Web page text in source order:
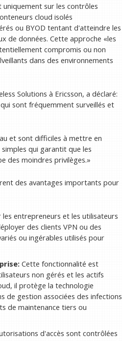
sur les contrôles
cloud isolés
ou BYOD tentant d'atteindre les
de données. Cette approche «les
compromis ou non
dans des environnements
Solutions à Ericsson, a déclaré:
sont fréquemment surveillés et
et sont difficiles à mettre en
qui garantit que les
des moindres privilèges.»
des avantages importants pour
entrepreneurs et les utilisateurs
des clients VPN ou des
ou ingérables utilisés pour
Cette fonctionnalité est
non gérés et les actifs
il protège la technologie
de gestion associées des infections
de maintenance tiers ou
d'accès sont contrôlées